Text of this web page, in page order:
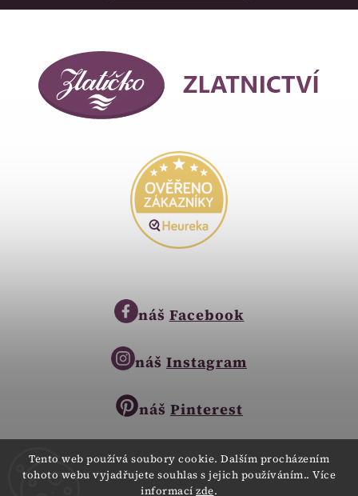
Tento web používá soubory cookie. Dalším procházením
tohoto webu vyjadřujete souhlas s jejich používáním.. Více
informací zde.
náš Facebook
náš Instagram
náš Pinterest
Copyright © 2023